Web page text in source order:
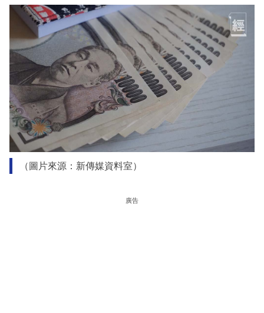
（圖片來源：新傳媒資料室）
廣告